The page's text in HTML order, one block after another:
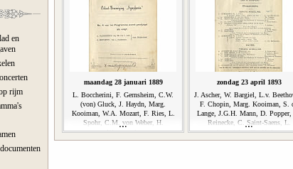
en
rijm
maandag 28 januari 1889
L. Boccherini, F. Gernsheim, C.W.
(von) Gluck, J. Haydn, Marg.
Kooiman, W.A. Mozart, F. Ries, L.
Spohr, C.M. von Weber, H.
Wieniawski
zondag 23 april 1893
J. Ascher, W. Bargiel, L.v.
F. Chopin, Marg. Kooiman, S.
Lange, J.G.H. Mann, D. Popper,
Reinecke, C. Saint-Saens, L.
Schnitzler, Th. Verhey